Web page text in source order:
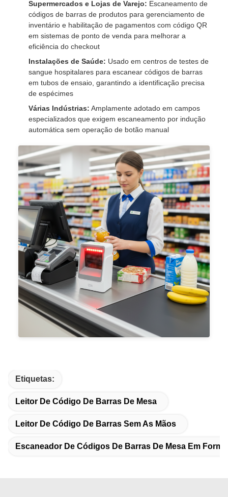
Supermercados e Lojas de Varejo: Escaneamento de
códigos de barras de produtos para gerenciamento de
inventário e habilitação de pagamentos com código QR
em sistemas de ponto de venda para melhorar a
eficiência do checkout
Instalações de Saúde: Usado em centros de testes de
sangue hospitalares para escanear códigos de barras
em tubos de ensaio, garantindo a identificação precisa
de espécimes
Várias Indústrias: Amplamente adotado em campos
especializados que exigem escaneamento por indução
automática sem operação de botão manual
Etiquetas:
Leitor De Código De Barras De Mesa
Leitor De Código De Barras Sem As Mãos
Escaneador De Códigos De Barras De Mesa Em